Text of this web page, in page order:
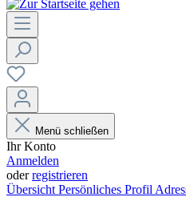
Menü schließen
Ihr Konto
Anmelden
oderregistrieren
Übersicht Persönliches Profil